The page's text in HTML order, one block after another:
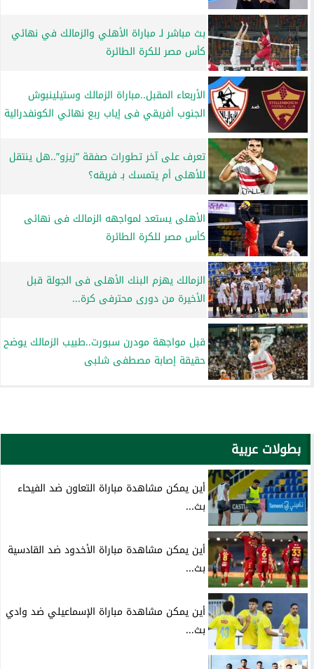
بث مباشر لـ مباراة الأهلي والزمالك في نهائي
كأس مصر للكرة الطائرة
الأربعاء المقبل..مباراة الزمالك وستيلينبوش
الجنوب أفريقي فى إياب ربع نهائي الكونفدرالية
تعرف على آخر تطورات صفقة ”زيزو”..هل ينتقل
للأهلى أم يتمسك بـ فريقه؟
الأهلى يستعد لمواجهه الزمالك فى نهائى
كأس مصر للكرة الطائرة
الزمالك يهزم البنك الأهلى فى الجولة قبل
الأخيرة من دورى محترفى كرة...
قبل مواجهة مودرن سبورت..طبيب الزمالك يوضح
حقيقة إصابة مصطفى شلبى
بطولات عربية
أين يمكن مشاهدة مباراة التعاون ضد الفيحاء
بث...
أين يمكن مشاهدة مباراة الأخدود ضد القادسية
بث...
أين يمكن مشاهدة مباراة الإسماعيلي ضد وادي
بث...